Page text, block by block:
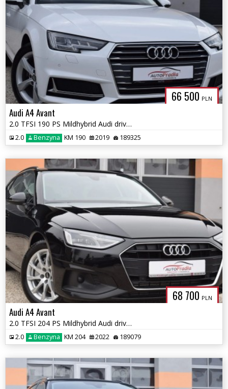
66 500 PLN
Audi A4 Avant
2.0 TFSI 190 PS Mildhybrid Audi drive Select Ledy Navi Matrix
2.0 Benzyna KM 190 2019 189325
68 700 PLN
Audi A4 Avant
2.0 TFSI 204 PS Mildhybrid Audi drive Select Ledy Navi
2.0 Benzyna KM 204 2022 189079